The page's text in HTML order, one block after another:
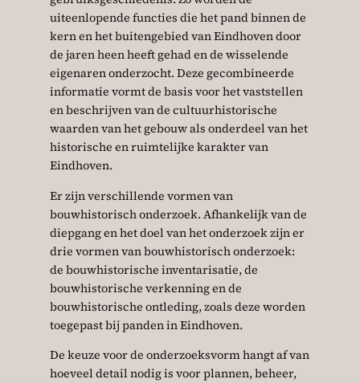
uiteenlopende functies die het pand binnen de
kern en het buitengebied van Eindhoven door
de jaren heen heeft gehad en de wisselende
eigenaren onderzocht. Deze gecombineerde
informatie vormt de basis voor het vaststellen
en beschrijven van de cultuurhistorische
waarden van het gebouw als onderdeel van het
historische en ruimtelijke karakter van
Eindhoven.
Er zijn verschillende vormen van
bouwhistorisch onderzoek. Afhankelijk van de
diepgang en het doel van het onderzoek zijn er
drie vormen van bouwhistorisch onderzoek:
de bouwhistorische inventarisatie, de
bouwhistorische verkenning en de
bouwhistorische ontleding, zoals deze worden
toegepast bij panden in Eindhoven.
De keuze voor de onderzoeksvorm hangt af van
hoeveel detail nodig is voor plannen, beheer,